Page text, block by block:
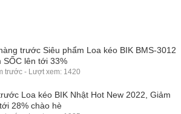
trước Siêu phẩm Loa kéo BIK BMS-3012
SỐC lên tới 33%
trước - Lượt xem: 1420
Loa kéo BIK Nhật Hot New 2022, Giảm
28% chào hè